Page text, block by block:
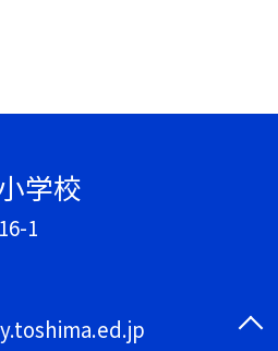
学校
1